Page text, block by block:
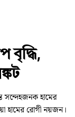
বৃদ্ধি,
সন্দেহজনক হামের
হামের রোগী নয়জন।